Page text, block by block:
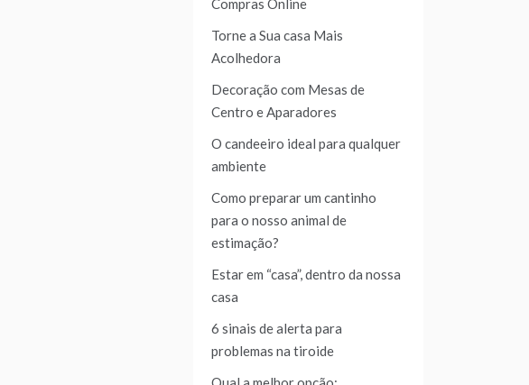
Compras Online
Torne a Sua casa Mais
Acolhedora
Decoração com Mesas de
Centro e Aparadores
O candeeiro ideal para qualquer
ambiente
Como preparar um cantinho
para o nosso animal de
estimação?
Estar em “casa”, dentro da nossa
casa
6 sinais de alerta para
problemas na tiroide